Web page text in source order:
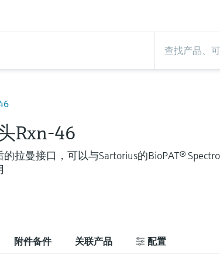
Rxn-46
拉曼接口，可以与Sartorius的BioPAT® Spectro
附件备件 关联产品 配置